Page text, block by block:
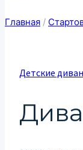
Главная /
Детские